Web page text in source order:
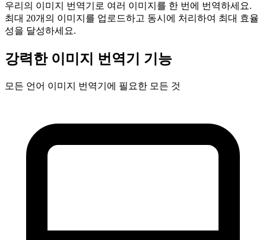
우리의 이미지 번역기로 여러 이미지를 한 번에 번역하세요.
최대 20개의 이미지를 업로드하고 동시에 처리하여 최대 효율
성을 달성하세요.
강력한 이미지 번역기 기능
모든 언어 이미지 번역기에 필요한 모든 것